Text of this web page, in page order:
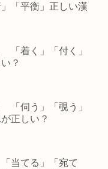
」「平衡」正しい漢
「着く」「付く」
？
「伺う」「覗う」
正しい？
当てる」「宛て